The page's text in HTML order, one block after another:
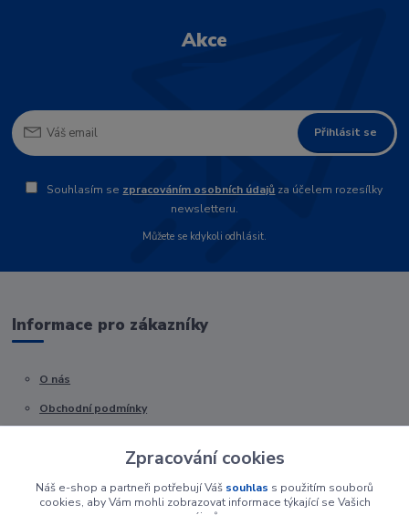
Akce
Přihlásit se
Souhlasím se zpracováním osobních údajů za účelem rozesílky
newsletteru.
Můžete se kdykoli odhlásit.
Informace pro zákazníky
O nás
Obchodní podmínky
Zpracování cookies
Náš e-shop a partneři potřebují Váš souhlas s použitím souborů
cookies, aby Vám mohli zobrazovat informace týkající se Vašich